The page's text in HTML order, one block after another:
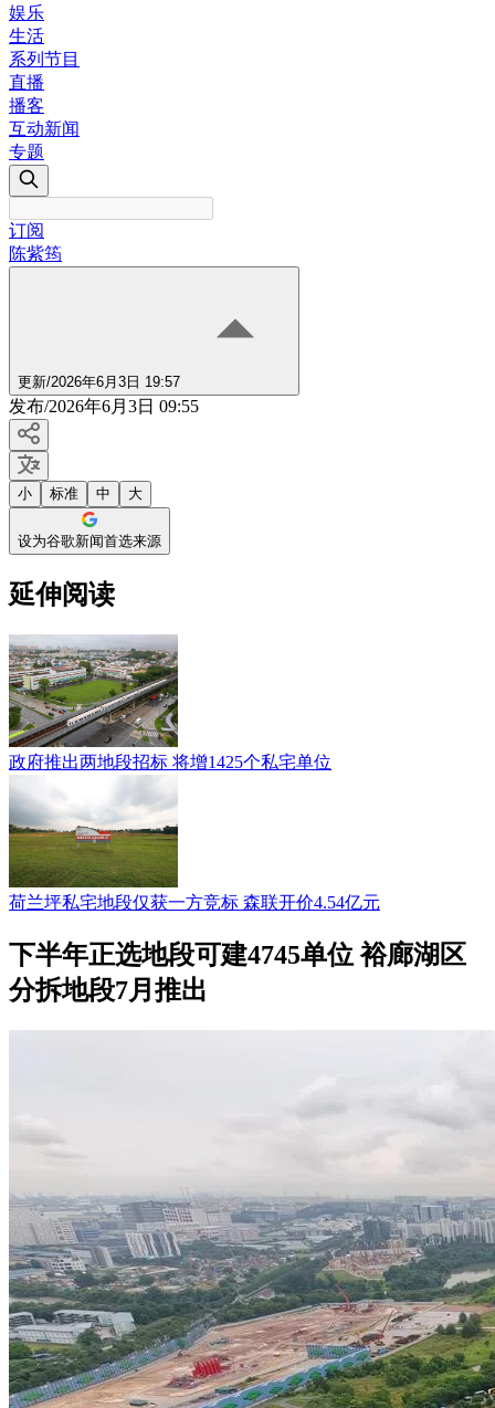
娱乐
生活
系列节目
直播
播客
互动新闻
专题
订阅
陈紫筠
更新/2026年6月3日 19:57
发布/2026年6月3日 09:55
小 标准 中 大
设为谷歌新闻首选来源
延伸阅读
政府推出两地段招标 将增1425个私宅单位
荷兰坪私宅地段仅获一方竞标 森联开价4.54亿元
下半年正选地段可建4745单位 裕廊湖区
分拆地段7月推出